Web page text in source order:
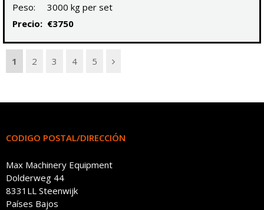
Peso:
3000 kg per set
Precio: €3750
1 2 3 4 5
CODIGO POSTAL/DIRECCIÓN
Max Machinery Equipment
Dolderweg 44
8331LL Steenwijk
Países Bajos